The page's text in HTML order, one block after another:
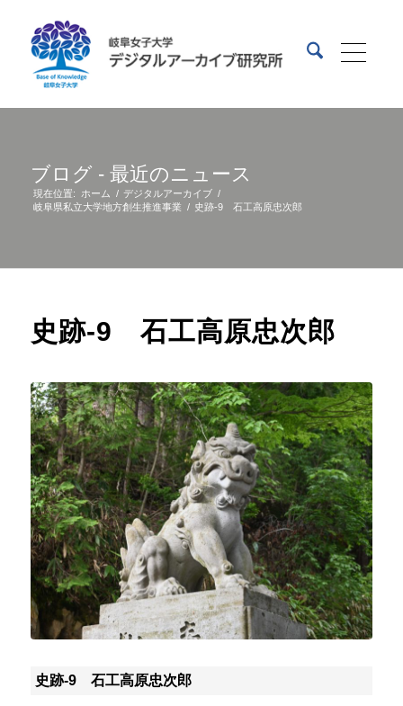
ブログ - 最近のニュース
現在位置: ホーム / デジタルアーカイブ /
岐阜県私立大学地方創生推進事業 / 史跡-9 石工高原忠次郎
史跡-9 石工高原忠次郎
史跡-9 石工高原忠次郎